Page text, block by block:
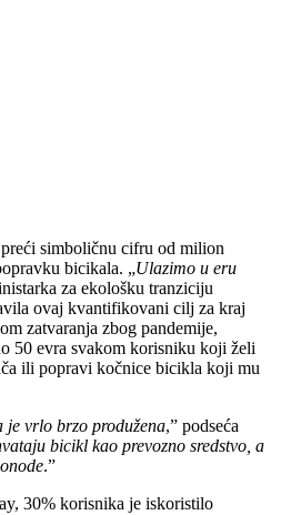
simboličnu cifru od milion
bicikala. „Ulazimo u eru
za ekološku tranziciju
ovaj kvantifikovani cilj za kraj
zatvaranja zbog pandemije,
50 evra svakom korisniku koji želi
ili popravi kočnice bicikla koji mu
je vrlo brzo produžena,” podseća
bicikl kao prevozno sredstvo, a
.”
30% korisnika je iskoristilo